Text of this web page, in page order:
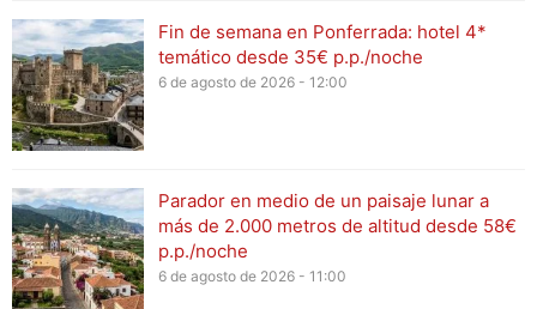
Fin de semana en Ponferrada: hotel 4*
temático desde 35€ p.p./noche
6 de agosto de 2026 - 12:00
Parador en medio de un paisaje lunar a
más de 2.000 metros de altitud desde 58€
p.p./noche
6 de agosto de 2026 - 11:00